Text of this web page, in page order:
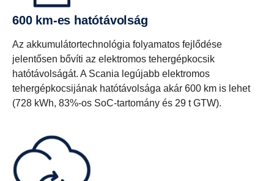
600 km-es hatótávolság
Az akkumulátortechnológia folyamatos fejlődése
jelentősen bővíti az elektromos tehergépkocsik
hatótávolságát. A Scania legújabb elektromos
tehergépkocsijának hatótávolsága akár 600 km is lehet
(728 kWh, 83%-os SoC-tartomány és 29 t GTW).